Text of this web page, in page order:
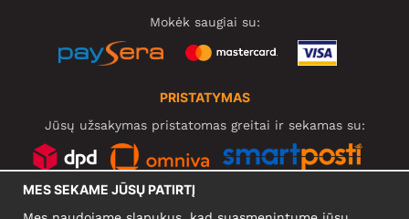
Mokėk saugiai su:
PRISTATYMAS
Jūsų užsakymas pristatomas greitai ir sekamas su:
MES SEKAME JŪSŲ PATIRTĮ